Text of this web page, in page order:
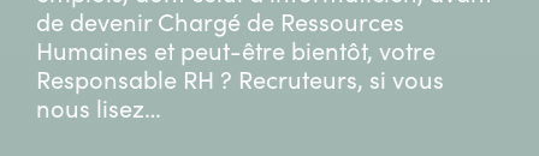
de devenir Chargé de Ressources
Humaines et peut-être bientôt, votre
Responsable RH ? Recruteurs, si vous
nous lisez…